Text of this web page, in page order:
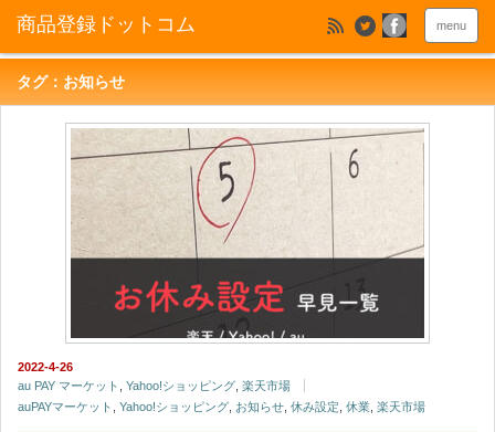
menu
タグ：お知らせ
2022-4-26
au PAY マーケット
Yahoo!ショッピング 楽天市場
auPAYマーケット
Yahoo!ショッピング お知らせ 休み設定 休業 楽天市場